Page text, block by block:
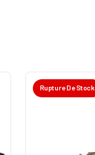
Rupture De Stock